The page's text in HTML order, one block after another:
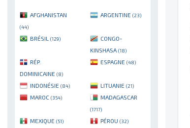
AFGHANISTAN
(44)
ARGENTINE (23)
BRÉSIL (129)
CONGO-
KINSHASA (18)
RÉP.
DOMINICAINE (8)
ESPAGNE (48)
INDONÉSIE (84) LITUANIE (21)
MAROC (354) MADAGASCAR
(1717)
MEXIQUE (51) PÉROU (32)